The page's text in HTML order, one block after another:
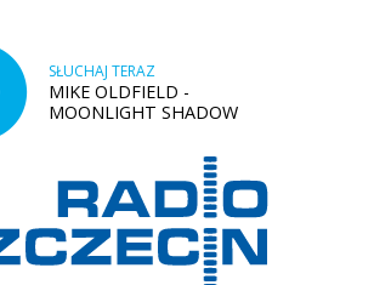
SŁUCHAJ TERAZ
MIKE OLDFIELD -
MOONLIGHT SHADOW